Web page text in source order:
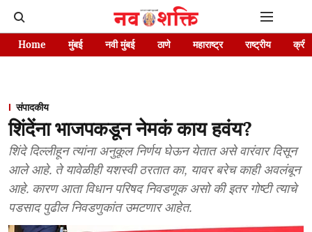
Home मुंबई नवी मुंबई ठाणे महाराष्ट्र राष्ट्रीय
संपादकीय
शिंदेंना भाजपकडून नेमकं काय हवंय?
शिंदे दिल्लीहून त्यांना अनुकूल निर्णय घेऊन येतात असे वारंवार दिसून
आले आहे. ते यावेळीही यशस्वी ठरतात का, यावर बरेच काही अवलंबून
आहे. कारण आता विधान परिषद निवडणूक असो की इतर गोष्टी त्याचे
पडसाद पुढील निवडणुकांत उमटणार आहेत.